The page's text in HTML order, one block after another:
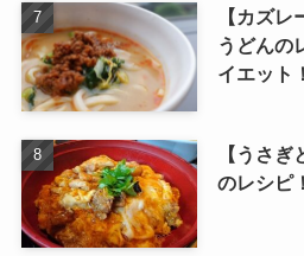
【カズ
うどんの
イエット
【うさ
のレシピ